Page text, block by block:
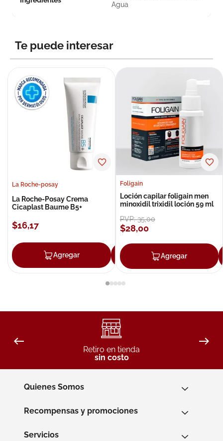
Agua
Te puede interesar
La Roche-posay
La Roche-Posay Crema
Cicaplast Baume B5+
$16,17
Agregar Agregar
Foligain
Loción capilar foligain men
minoxidil trixidil loción 59 ml
PVP:35,00
$28,00
Agregar
Retiro en tienda
sin costo
Quienes Somos
Recompensas y promociones
Servicios